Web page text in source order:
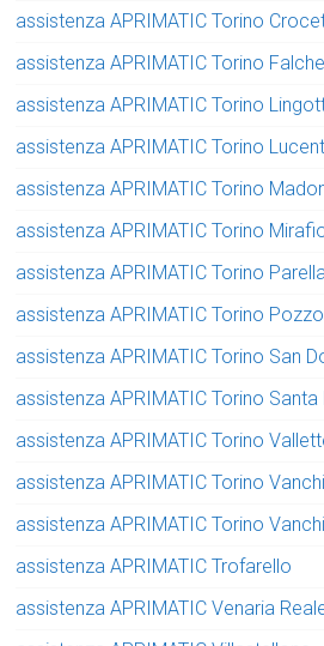
assistenza APRIMATIC Torino
assistenza APRIMATIC Torino
assistenza APRIMATIC Torino
assistenza APRIMATIC Torino
assistenza APRIMATIC Torino
assistenza APRIMATIC Torino
assistenza APRIMATIC Torino
assistenza APRIMATIC Torino
assistenza APRIMATIC Torino San
assistenza APRIMATIC Torino Santa
assistenza APRIMATIC Torino
assistenza APRIMATIC Torino
assistenza APRIMATIC Torino
assistenza APRIMATIC Trofarello
assistenza APRIMATIC Venaria